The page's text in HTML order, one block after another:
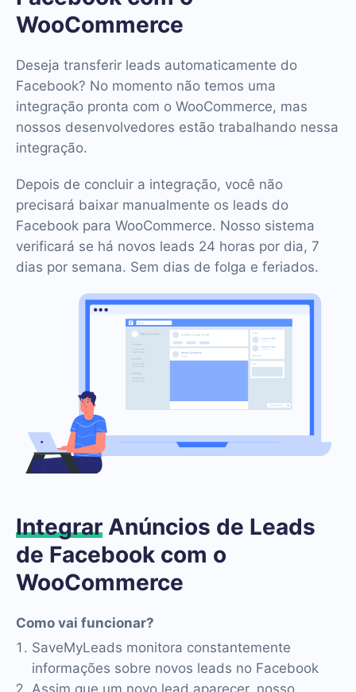
WooCommerce
Deseja transferir leads automaticamente do
Facebook? No momento não temos uma
integração pronta com o WooCommerce, mas
nossos desenvolvedores estão trabalhando nessa
integração.
Depois de concluir a integração, você não
precisará baixar manualmente os leads do
Facebook para WooCommerce. Nosso sistema
verificará se há novos leads 24 horas por dia, 7
dias por semana. Sem dias de folga e feriados.
Integrar Anúncios de Leads
de Facebook com o
WooCommerce
Como vai funcionar?
SaveMyLeads monitora constantemente
informações sobre novos leads no Facebook
Assim que um novo lead aparecer, nosso